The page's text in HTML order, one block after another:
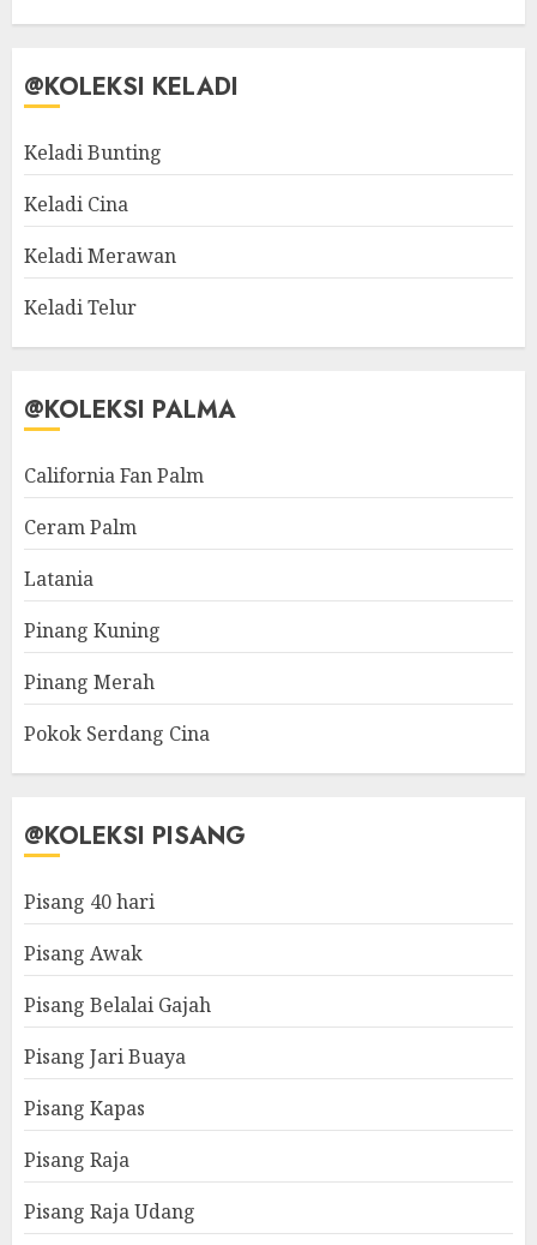
@KOLEKSI KELADI
Keladi Bunting
Keladi Cina
Keladi Merawan
Keladi Telur
@KOLEKSI PALMA
California Fan Palm
Ceram Palm
Latania
Pinang Kuning
Pinang Merah
Pokok Serdang Cina
@KOLEKSI PISANG
Pisang 40 hari
Pisang Awak
Pisang Belalai Gajah
Pisang Jari Buaya
Pisang Kapas
Pisang Raja
Pisang Raja Udang